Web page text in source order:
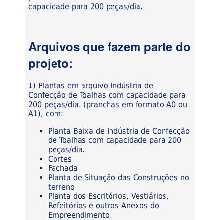
capacidade para 200 peças/dia.
Arquivos que fazem parte do
projeto:
1) Plantas em arquivo Indústria de
Confecção de Toalhas com capacidade para
200 peças/dia. (pranchas em formato A0 ou
A1), com:
Planta Baixa de Indústria de Confecção
de Toalhas com capacidade para 200
peças/dia.
Cortes
Fachada
Planta de Situação das Construções no
terreno
Planta dos Escritórios, Vestiários,
Refeitórios e outros Anexos do
Empreendimento